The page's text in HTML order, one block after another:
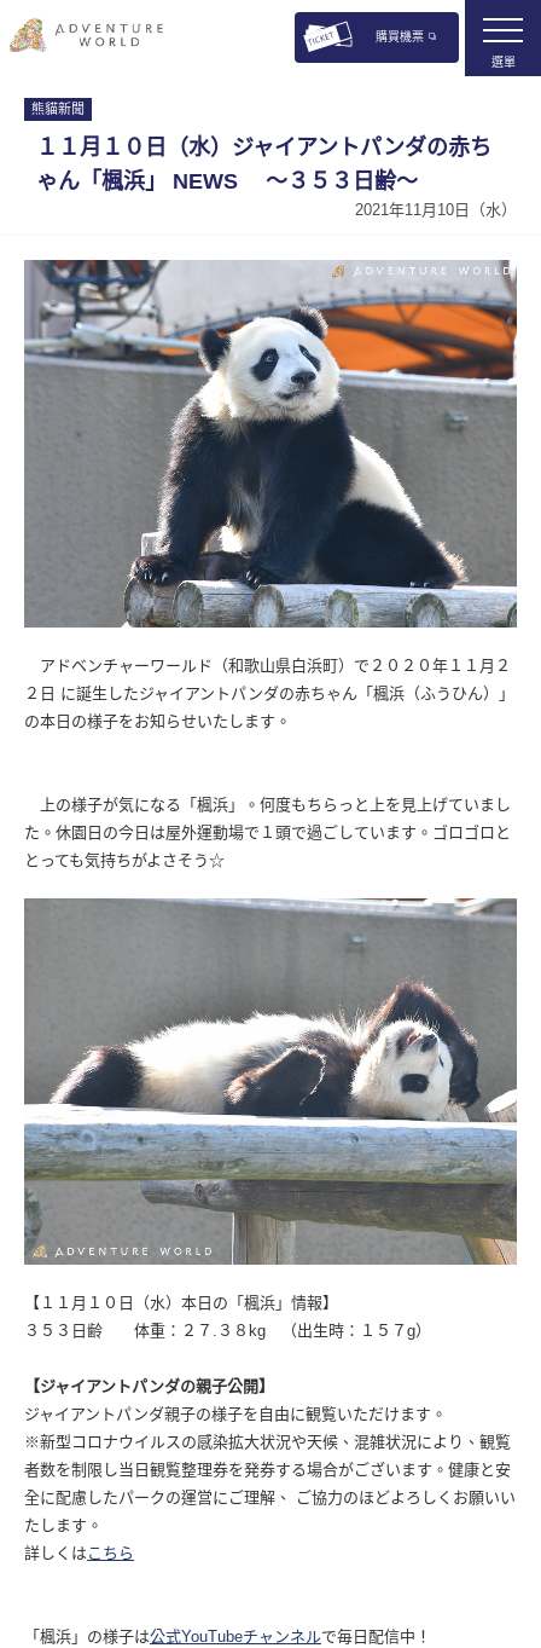
購買機票
選單
熊貓新聞
１１月１０日（水）ジャイアントパンダの赤ち
ゃん「楓浜」 NEWS 〜３５３日齢〜
2021年11月10日（水）
アドベンチャーワールド（和歌山県白浜町）で２０２０年１１月２
２日 に誕生したジャイアントパンダの赤ちゃん「楓浜（ふうひん）」
の本日の様子をお知らせいたします。
上の様子が気になる「楓浜」。何度もちらっと上を見上げていまし
た。休園日の今日は屋外運動場で１頭で過ごしています。ゴロゴロと
とっても気持ちがよさそう☆
【１１月１０日（水）本日の「楓浜」情報】
３５３日齢 体重：２７.３８kg （出生時：１５７g）
【ジャイアントパンダの親子公開】
ジャイアントパンダ親子の様子を自由に観覧いただけます。
※新型コロナウイルスの感染拡大状況や天候、混雑状況により、観覧
者数を制限し当日観覧整理券を発券する場合がございます。健康と安
全に配慮したパークの運営にご理解、 ご協力のほどよろしくお願いい
たします。
詳しくはこちら
「楓浜」の様子は公式YouTubeチャンネルで毎日配信中！